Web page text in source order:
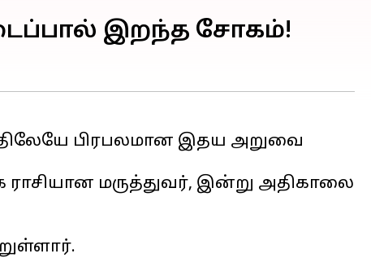
இறந்த சோகம்!
பிரபலமான இதய அறுவை
மருத்துவர், இன்று அதிகாலை